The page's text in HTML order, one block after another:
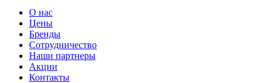
О нас
Цены
Бренды
Сотрудничество
Наши партнеры
Акции
Контакты